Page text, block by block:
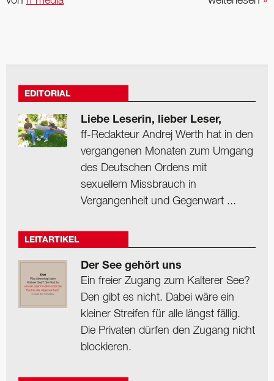
EDITORIAL
Liebe Leserin, lieber Leser,
ff-Redakteur Andrej Werth hat in den
vergangenen Monaten zum Umgang
des Deutschen Ordens mit
sexuellem Missbrauch in
Vergangenheit und Gegenwart ...
LEITARTIKEL
Der See gehört uns
Ein freier Zugang zum Kalterer See?
Den gibt es nicht. Dabei wäre ein
kleiner Streifen für alle längst fällig.
Die Privaten dürfen den Zugang nicht
blockieren.